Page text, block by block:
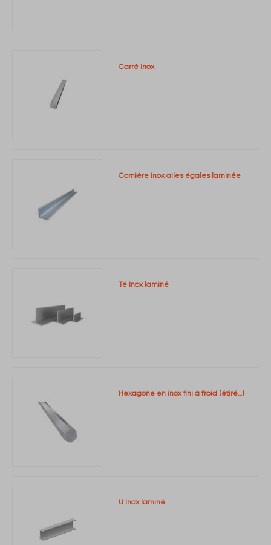
Carré inox
Cornière inox ailes égales laminée
Té Inox laminé
Hexagone en inox fini à froid (étiré…)
U Inox laminé